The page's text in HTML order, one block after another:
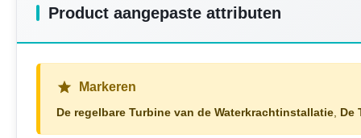
Product aangepaste attributen
Markeren
De regelbare Turbine van de Waterkrachtinstallatie De